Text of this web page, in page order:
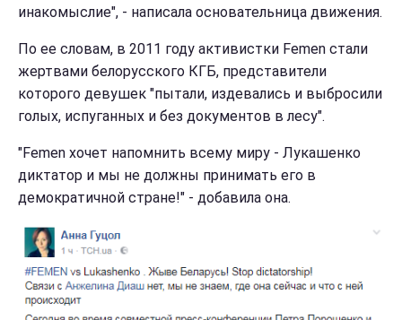
инакомыслие", - написала основательница движения.
По ее словам, в 2011 году активистки Femen стали
жертвами белорусского КГБ, представители
которого девушек "пытали, издевались и выбросили
голых, испуганных и без документов в лесу".
"Femen хочет напомнить всему миру - Лукашенко
диктатор и мы не должны принимать его в
демократичной стране!" - добавила она.